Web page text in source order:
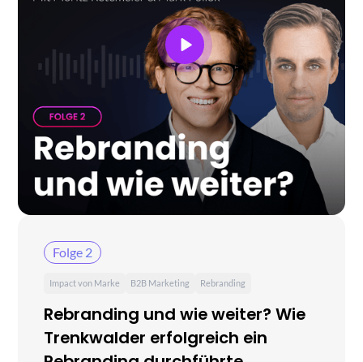
Folge 2
Impact von Marke B2B Marketing Rebranding
Rebranding und wie weiter? Wie
Trenkwalder erfolgreich ein